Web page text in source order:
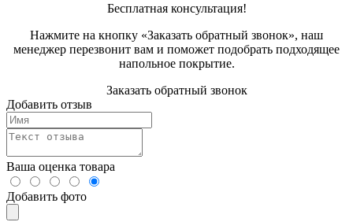
Бесплатная консультация!
Нажмите на кнопку «Заказать обратный звонок», наш
менеджер перезвонит вам и поможет подобрать подходящее
напольное покрытие.
Заказать обратный звонок
Добавить отзыв
Ваша оценка товара
Добавить фото